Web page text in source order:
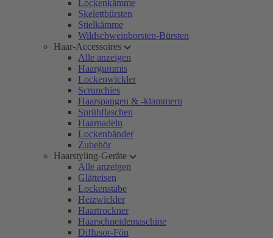
Lockenkämme
Skelettbürsten
Stielkämme
Wildschweinborsten-Bürsten
Haar-Accessoires
Alle anzeigen
Haargummis
Lockenwickler
Scrunchies
Haarspangen & -klammern
Sprühflaschen
Haarnadeln
Lockenbänder
Zubehör
Haarstyling-Geräte
Alle anzeigen
Glätteisen
Lockenstäbe
Heizwickler
Haartrockner
Haarschneidemaschine
Diffusor-Fön